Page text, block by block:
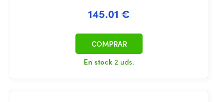
145.01 €
En stock2 uds.
COMPRAR